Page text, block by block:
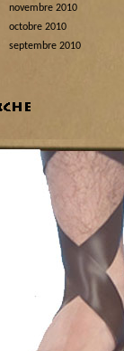
novembre 2010
octobre 2010
septembre 2010